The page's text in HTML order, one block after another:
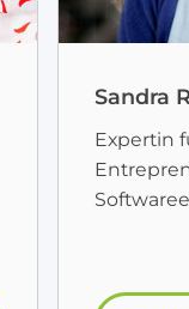
Sandra
Expertin